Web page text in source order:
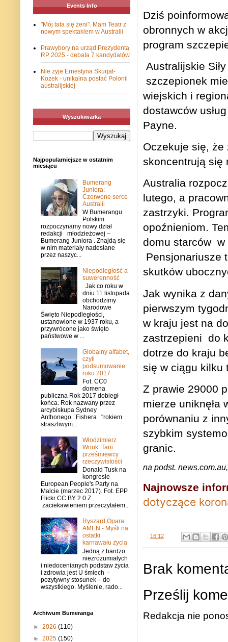
Dziś
obronnych w
program
Australijskie
szczepionek
wiejskich i
dostawców
Payne.
Oczekuje się, że
skoncentrują się
Australia
lutego, a
zastrzyki.
opoźnieniom.
domu starców w
Pensjonariusze
skutków
Jak wynika z
pierwszym
w kraju jest na
zastrzepieni do
dotrze do kraju
się w ciągu kilku
Z prawie 29000
mierze
porównaniu z
szybkim
granic.
na podst.
Najnowsze
dotyczące
16:12
Brak
Prześlij
Redakcja nie
Events Info
"Mój tata się żeni". Mam Teatr z
nowym spektaklem w Australii
Prawybory na urząd Prezydenta
RP 2025 - debata 7 kandydatów
Nie żyje Ernestyna Skurjat-
Kozek - unikalna postać Polonii
australijskiej
Wyszukiwarka
Najpopularniejsze w ostatnim
miesiącu
Bumerang
Juniora:
Czerwone serce
Australii
W Bumerangu
Polskim
rozpoczynamy nowy dział
redakcji młodzieżowej –
Bumerang Juniora . Znajdą się
w nim materiały nadesłane
przez naszyc...
Niepodległość a
suwerenność
Jak co roku w
dniu 11 listopada
obchodzimy
Narodowe
Święto Niepodległości,
ustanowione w 1937 roku, a
przywrócone jako święto
państwowe w ...
Globalny alfabet,
czyli
podsumowanie
roku 2017
Fot. CC0
domena
publiczna Rok 2017 dobiegł
końca. Rok nazwany przez
arcybiskupa Sydney
Anthonego Fishera "rokiem
straszliwym...
Włodzimierz
Wnuk: Tani
prześmiewcy
rzeczywistości
Donald Tusk na
kongresie
European People's Party na
Malcie (marzec 2017). Fot. EPP
Flickr CC BY 2.0 Z
zaciekawieniem przeczytałem...
Ryszard Opara:
AMEN - Myśli na
ostatki
karnawału życia
Jedną z bardzo
niezrozumiałych
i niedocenianych podstaw życia
i zdrowia jest U śmiech -
pozytywny stosunek – do
wszystkiego. Myślenie, rado...
Archiwum Bumeranga
► 2026 (110)
► 2025 (150)